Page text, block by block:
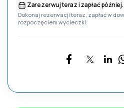
Zarezerwuj teraz i zapłać później.
Dokonaj rezerwacji teraz, zapłać w
rozpoczęciem wycieczki.